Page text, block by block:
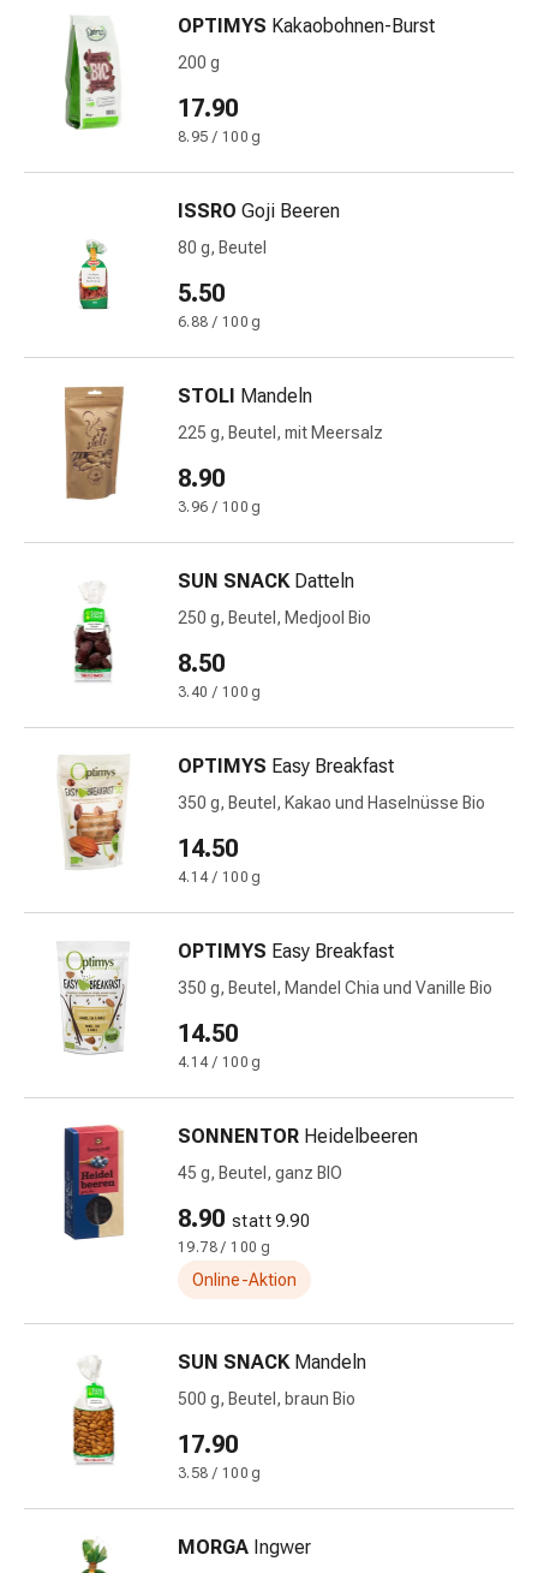
Unreine
Haut
Hautausschlag
Akne
Naturmittel
Bachblütentherapie
Pflanzenknospen
Homöopathie
Phytotherapie
Spagyrika
Anthroposophika
Niere,
Blase,
Harnwegsbeschwerden
Prostata
Nieren-
Blasenbeschwerden
Schmerzen
&
Fieber
Migräne
Muskel-
Schmerzmittel
Schmerztherapie
Wärmen
&
Schlaf
Stimmungsschwankungen
Schlafstörungen
Rhonchopathie
(Schnarchen)
Atemwege
Nasenmittel
Atmungstraktbeschwerden
Infektionen
Windpocken
Stoffwechsel
Osteoporose
Immunsuppressiva
und
OPTIMYS Kakaobohnen-Burst
200 g
17.90
8.95 / 100 g
ISSRO Goji Beeren
80 g, Beutel
5.50
6.88 / 100 g
STOLI Mandeln
225 g, Beutel, mit Meersalz
8.90
3.96 / 100 g
SUN SNACK Datteln
250 g, Beutel, Medjool Bio
8.50
3.40 / 100 g
OPTIMYS Easy Breakfast
350 g, Beutel, Kakao und Haselnüsse Bio
14.50
4.14 / 100 g
OPTIMYS Easy Breakfast
350 g, Beutel, Mandel Chia und Vanille Bio
14.50
4.14 / 100 g
SONNENTOR Heidelbeeren
45 g, Beutel, ganz BIO
8.90 statt 9.90
19.78 / 100 g
Online-Aktion
SUN SNACK Mandeln
500 g, Beutel, braun Bio
17.90
3.58 / 100 g
MORGA Ingwer